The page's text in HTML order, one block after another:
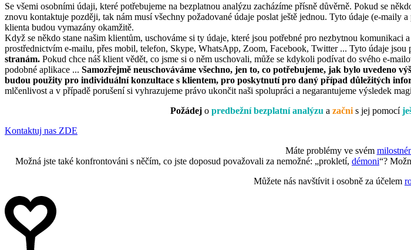
Se všemi osobními údaji, které potřebujeme na bezplatnou analýzu zacházíme přísně důvěrně. Pokud se
znovu kontaktuje později, tak nám musí všechny požadované údaje poslat ještě jednou. Tyto údaje (e-
klienta budou vymazány okamžitě.
Když se někdo stane našim klientům, uschováme si ty údaje, které jsou potřebné pro nezbytnou
prostřednictvím e-mailu, přes mobil, telefon, Skype, WhatsApp, Zoom, Facebook, Twitter ... Tyto údaje jsou
stranám. Pokud chce náš klient vědět, co jsme si o něm uschovali, může se kdykoli podívat do svého e-
podobné aplikace ... Samozřejmě neuschováváme všechno, jen to, co potřebujeme, jak bylo
budou použity pro individuální konzultace s klientem, pro poskytnutí pro daný případ důležitých
mlčenlivost a v případě porušení si vyhrazujeme právo ukončit naši spolupráci a negarantujeme výsledek
Požádej o predbežní bezplatní analýzu a začni s jej pomocí
Kontaktuj nas ZDE
Máte problémy ve svém
Možná jste také konfrontováni s něčím, co jste doposud považovali za nemožné: „prokletí, démoni“?
Můžete nás navštívit i osobně za účelem